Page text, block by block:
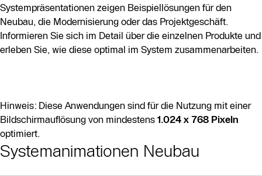
Systempräsentationen zeigen Beispiellösungen für den
Neubau, die Modernisierung oder das Projektgeschäft.
Informieren Sie sich im Detail über die einzelnen Produkte und
erleben Sie, wie diese optimal im System zusammenarbeiten.
Hinweis: Diese Anwendungen sind für die Nutzung mit einer
Bildschirmauflösung von mindestens 1.024 x 768 Pixeln
optimiert.
Systemanimationen Neubau